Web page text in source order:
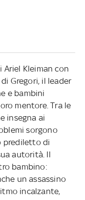
Kleiman con
Gregori, il leader
e bambini
mentore. Tra le
insegna ai
sorgono
prediletto di
autorità. Il
bambino:
un assassino
incalzante,